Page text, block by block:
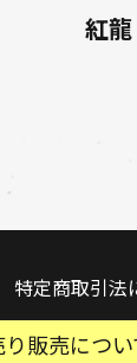
紅
特定商取引法
販売につい